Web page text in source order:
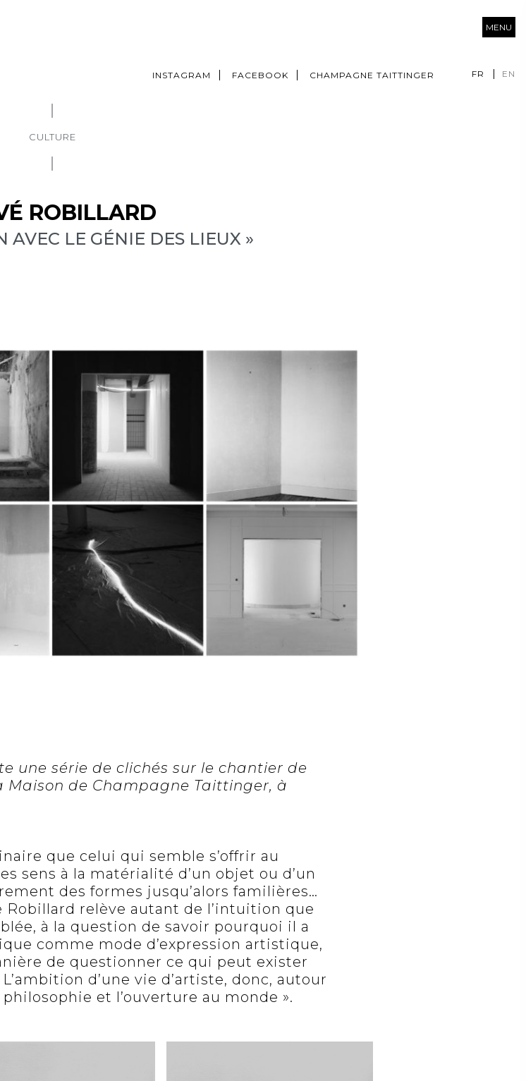
INSTAGRAM FACEBOOK CHAMPAGNE TAITTINGER FR EN
MENU
CULTURE
ROBILLARD
AVEC LE GÉNIE DES LIEUX »
une série de clichés sur le chantier de
de Champagne Taittinger, à
que celui qui semble s’offrir au
sens à la matérialité d’un objet ou d’un
des formes jusqu’alors familières…
Robillard relève autant de l’intuition que
à la question de savoir pourquoi il a
comme mode d’expression artistique,
de questionner ce qui peut exister
d’une vie d’artiste, donc, autour
et l’ouverture au monde ».